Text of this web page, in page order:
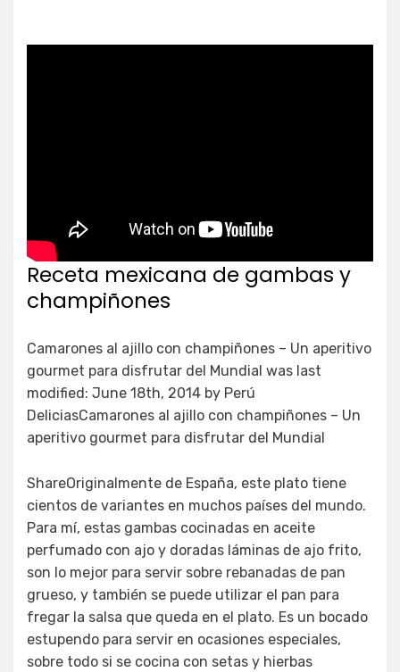
Receta mexicana de gambas y
champiñones
Camarones al ajillo con champiñones – Un aperitivo
gourmet para disfrutar del Mundial was last
modified: June 18th, 2014 by Perú
DeliciasCamarones al ajillo con champiñones – Un
aperitivo gourmet para disfrutar del Mundial
ShareOriginalmente de España, este plato tiene
cientos de variantes en muchos países del mundo.
Para mí, estas gambas cocinadas en aceite
perfumado con ajo y doradas láminas de ajo frito,
son lo mejor para servir sobre rebanadas de pan
grueso, y también se puede utilizar el pan para
fregar la salsa que queda en el plato. Es un bocado
estupendo para servir en ocasiones especiales,
sobre todo si se cocina con setas y hierbas